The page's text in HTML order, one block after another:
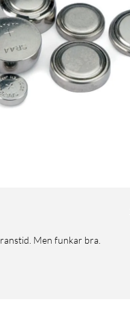
Men funkar bra.